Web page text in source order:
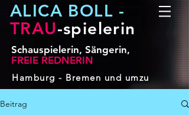
ALICA BOLL -
TRAU-spielerin
Schauspielerin, Sängerin,
FREIE REDNERIN
Hamburg - Bremen und umzu
Beitrag